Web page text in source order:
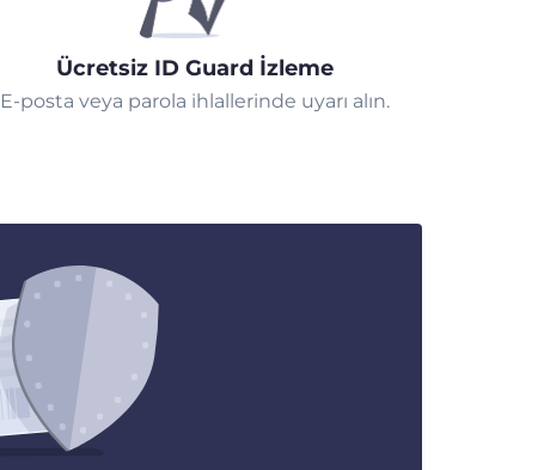
Ücretsiz ID Guard İzleme
E-posta veya parola ihlallerinde uyarı alın.